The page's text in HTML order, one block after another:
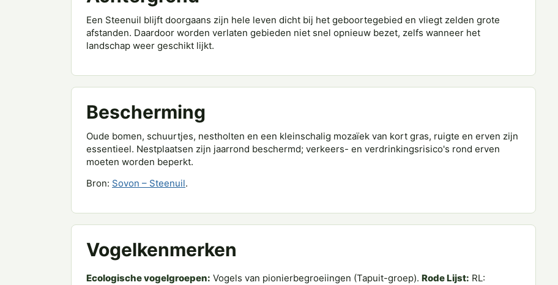
Een Steenuil blijft doorgaans zijn hele leven dicht bij het geboortegebied en vliegt zelden grote
afstanden. Daardoor worden verlaten gebieden niet snel opnieuw bezet, zelfs wanneer het
landschap weer geschikt lijkt.
Bescherming
Oude bomen, schuurtjes, nestholten en een kleinschalig mozaïek van kort gras, ruigte en erven zijn
essentieel. Nestplaatsen zijn jaarrond beschermd; verkeers- en verdrinkingsrisico's rond erven
moeten worden beperkt.
Bron: Sovon – Steenuil.
Vogelkenmerken
Ecologische vogelgroepen: Vogels van pionierbegroeiingen (Tapuit-groep). Rode Lijst: RL: